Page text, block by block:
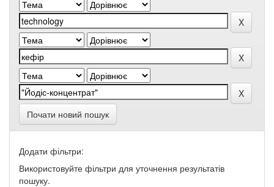
Почати новий пошук
Додати фільтри:
Використовуйте фільтри для уточнення результатів
пошуку.